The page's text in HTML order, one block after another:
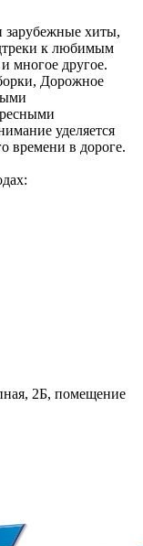
зарубежные хиты,
к любимым
многое другое.
Дорожное
уделяется
времени в дороге.
2Б, помещение